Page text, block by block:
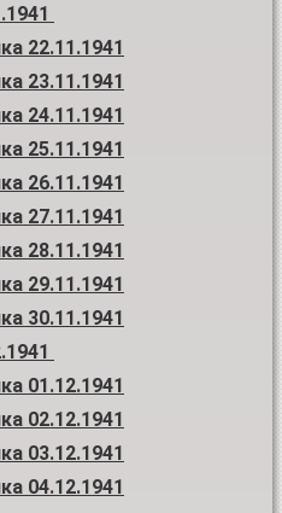
22.11.1941
23.11.1941
24.11.1941
25.11.1941
26.11.1941
27.11.1941
28.11.1941
29.11.1941
30.11.1941
01.12.1941
02.12.1941
03.12.1941
04.12.1941